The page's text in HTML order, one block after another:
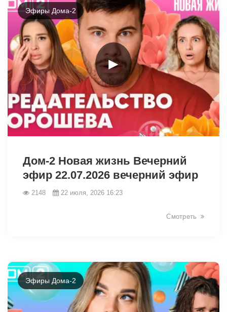
►
Эфиры Дома-2
Дом-2 Новая жизнь Вечерний
эфир 22.07.2026 вечерний эфир
2148 22 июля, 2026 16:23
Смотреть
Эфиры Дома-2